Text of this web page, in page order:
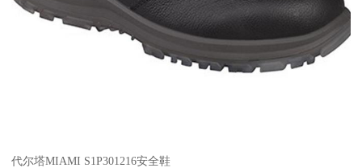
代尔塔MIAMI S1P301216安全鞋